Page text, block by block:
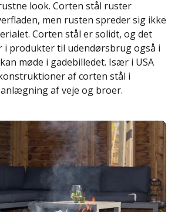
look. Corten stål ruster
men rusten spreder sig ikke
Corten stål er solidt, og det
i produkter til udendørsbrug også i
møde i gadebilledet. Især i USA
af corten stål i
af veje og broer.